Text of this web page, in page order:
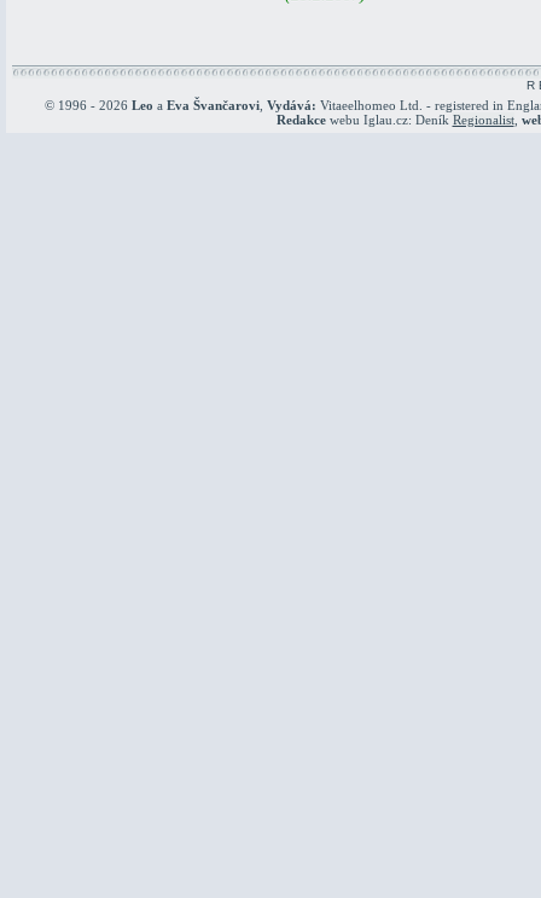
R
© 1996 - 2026 Leo a Eva Švančarovi Vydává: Vitaeelhomeo Ltd. - registered in
Redakcewebu Iglau.cz: Deník Regionalist,